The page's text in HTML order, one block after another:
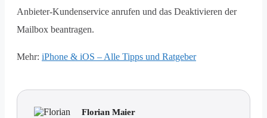
Anbieter-Kundenservice anrufen und das Deaktivieren der
Mailbox beantragen.
Mehr: iPhone & iOS – Alle Tipps und Ratgeber
Florian Maier